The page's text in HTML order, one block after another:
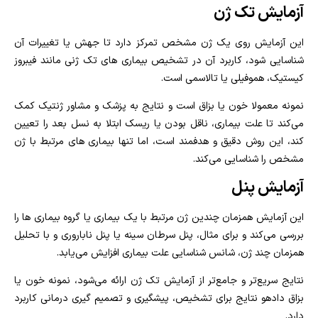
آزمایش تک ژن
این آزمایش روی یک ژن مشخص تمرکز دارد تا جهش یا تغییرات آن
شناسایی شود، کاربرد آن در تشخیص بیماری‌ های تک ژنی مانند فیبروز
کیستیک، هموفیلی یا تالاسمی است.
نمونه معمولا خون یا بزاق است و نتایج به پزشک و مشاور ژنتیک کمک
می‌کند تا علت بیماری، ناقل بودن یا ریسک ابتلا به نسل بعد را تعیین
کند، این روش دقیق و هدفمند است، اما تنها بیماری‌ های مرتبط با ژن
مشخص را شناسایی می‌کند.
آزمایش پنل
این آزمایش همزمان چندین ژن مرتبط با یک بیماری یا گروه بیماری‌ ها را
بررسی می‌کند و برای مثال، پنل سرطان سینه یا پنل ناباروری و با تحلیل
همزمان چند ژن، شانس شناسایی علت بیماری افزایش می‌یابد.
نتایج سریع‌تر و جامع‌تر از آزمایش تک ژن ارائه می‌شود، نمونه خون یا
بزاق دادهو نتایج برای تشخیص، پیشگیری و تصمیم‌ گیری درمانی کاربرد